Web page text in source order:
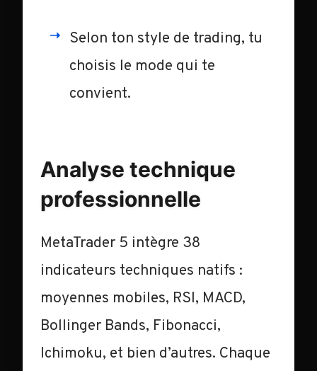
Selon ton style de trading, tu
choisis le mode qui te
convient.
Analyse technique
professionnelle
MetaTrader 5 intègre 38
indicateurs techniques natifs :
moyennes mobiles, RSI, MACD,
Bollinger Bands, Fibonacci,
Ichimoku, et bien d’autres. Chaque